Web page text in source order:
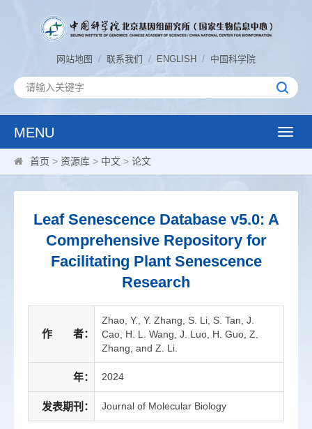
网站地图 / 联系我们 / ENGLISH / 中国科学院
MENU
Toggle
首页 > 资源库 > 中文 > 论文
Leaf Senescence Database v5.0: A
Comprehensive Repository for
Facilitating Plant Senescence
Research
作 者：
Zhao, Y., Y. Zhang, S. Li, S. Tan, J.
Cao, H. L. Wang, J. Luo, H. Guo, Z.
Zhang, and Z. Li.
年： 2024
发表期刊： Journal of Molecular Biology